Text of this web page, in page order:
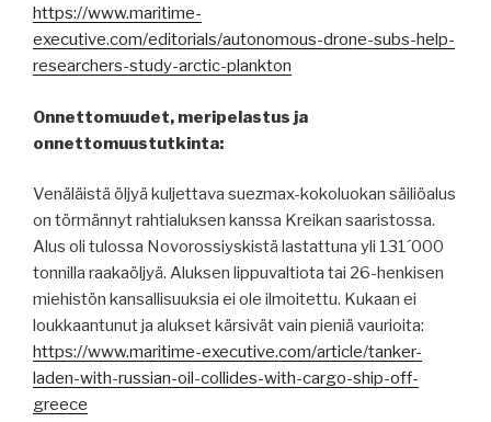
https://www.maritime-
executive.com/editorials/autonomous-drone-subs-help-
researchers-study-arctic-plankton
Onnettomuudet, meripelastus ja
onnettomuustutkinta:
Venäläistä öljyä kuljettava suezmax-kokoluokan säiliöalus
on törmännyt rahtialuksen kanssa Kreikan saaristossa.
Alus oli tulossa Novorossiyskistä lastattuna yli 131´000
tonnilla raakaöljyä. Aluksen lippuvaltiota tai 26-henkisen
miehistön kansallisuuksia ei ole ilmoitettu. Kukaan ei
loukkaantunut ja alukset kärsivät vain pieniä vaurioita:
https://www.maritime-executive.com/article/tanker-
laden-with-russian-oil-collides-with-cargo-ship-off-
greece